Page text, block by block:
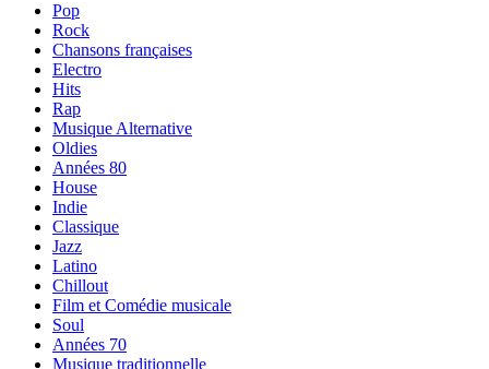
Pop
Rock
Chansons françaises
Electro
Hits
Rap
Musique Alternative
Oldies
Années 80
House
Indie
Classique
Jazz
Latino
Chillout
Film et Comédie musicale
Soul
Années 70
Musique traditionnelle